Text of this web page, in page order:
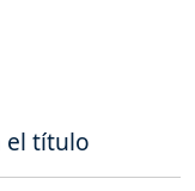
el título